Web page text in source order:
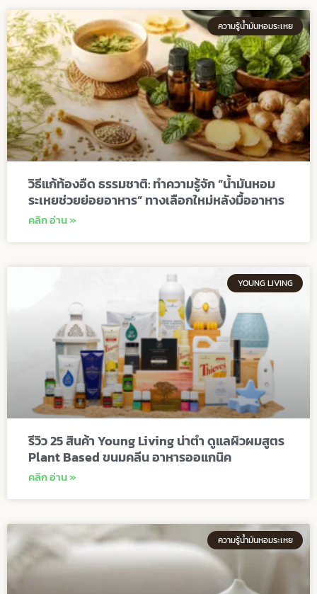
ความรู้น้ำมันหอมระเหย
วิธีแก้ท้องอืด ธรรมชาติ: ทำความรู้จัก “น้ำมันหอม
ระเหยช่วยย่อยอาหาร” ทางเลือกใหม่หลังมื้ออาหาร
คลิก อ่าน »
YOUNG LIVING
รีวิว 25 สินค้า Young Living น่าตำ ดูแลผิวผมสูตร
Plant Based ขนมคลีน อาหารออแกนิค
คลิก อ่าน »
ความรู้น้ำมันหอมระเหย